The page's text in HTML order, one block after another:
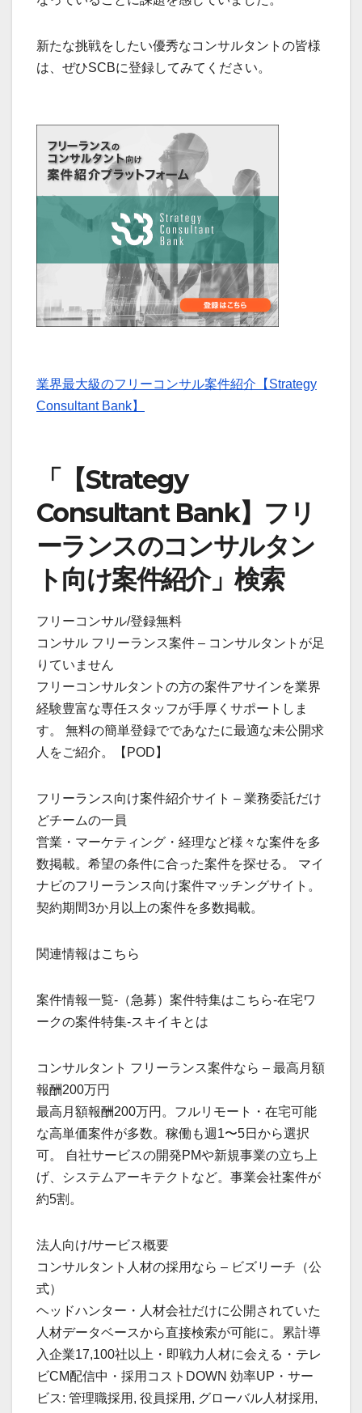
新たな挑戦をしたい優秀なコンサルタントの皆様
は、ぜひSCBに登録してみてください。
業界最大級のフリーコンサル案件紹介【Strategy
Consultant Bank】
「【Strategy
Consultant Bank】フリ
ーランスのコンサルタン
ト向け案件紹介」検索
フリーコンサル/登録無料
コンサル フリーランス案件 – コンサルタントが足
りていません
フリーコンサルタントの方の案件アサインを業界
経験豊富な専任スタッフが手厚くサポートしま
す。 無料の簡単登録でであなたに最適な未公開求
人をご紹介。【POD】
フリーランス向け案件紹介サイト – 業務委託だけ
どチームの一員
営業・マーケティング・経理など様々な案件を多
数掲載。希望の条件に合った案件を探せる。 マイ
ナビのフリーランス向け案件マッチングサイト。
契約期間3か月以上の案件を多数掲載。
関連情報はこちら
案件情報一覧-（急募）案件特集はこちら-在宅ワ
ークの案件特集-スキイキとは
コンサルタント フリーランス案件なら – 最高月額
報酬200万円
最高月額報酬200万円。フルリモート・在宅可能
な高単価案件が多数。稼働も週1〜5日から選択
可。 自社サービスの開発PMや新規事業の立ち上
げ、システムアーキテクトなど。事業会社案件が
約5割。
法人向け/サービス概要
コンサルタント人材の採用なら – ビズリーチ（公
式）
ヘッドハンター・人材会社だけに公開されていた
人材データベースから直接検索が可能に。累計導
入企業17,100社以上・即戦力人材に会える・テレ
ビCM配信中・採用コストDOWN 効率UP・サー
ビス: 管理職採用, 役員採用, グローバル人材採用,